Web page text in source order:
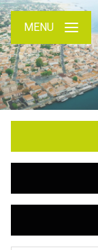
MENU
Du neuf
De l'immo pro